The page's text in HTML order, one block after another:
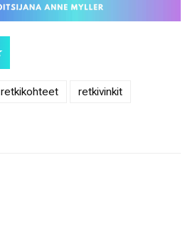
retkikohteet
retkivinkit